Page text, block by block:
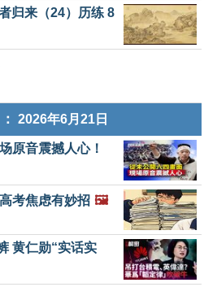
归来（24）历练 8
2026年6月21日
原音震撼人心！
考焦虑有妙招 🖼️
黄仁勋“实话实